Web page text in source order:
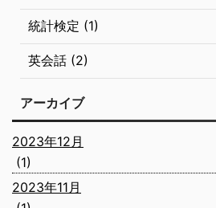
統計検定 (1)
英会話 (2)
アーカイブ
2023年12月
(1)
2023年11月